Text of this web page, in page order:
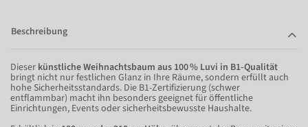
Beschreibung
Dieser künstliche Weihnachtsbaum aus 100 % Luvi in B1-Qualität
bringt nicht nur festlichen Glanz in Ihre Räume, sondern erfüllt auch
hohe Sicherheitsstandards. Die B1-Zertifizierung (schwer
entflammbar) macht ihn besonders geeignet für öffentliche
Einrichtungen, Events oder sicherheitsbewusste Haushalte.